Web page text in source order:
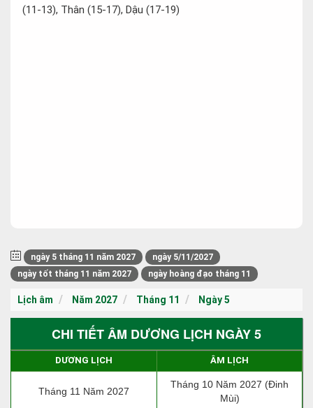
(11-13), Thân (15-17), Dậu (17-19)
ngày 5 tháng 11 năm 2027
ngày 5/11/2027
ngày tốt tháng 11 năm 2027
ngày hoàng đạo tháng 11
Lịch âm Năm 2027 Tháng 11 Ngày 5
CHI TIẾT ÂM DƯƠNG LỊCH NGÀY 5
DƯƠNG LỊCH ÂM LỊCH
Tháng 11 Năm 2027
Tháng 10 Năm 2027 (Đinh
Mùi)